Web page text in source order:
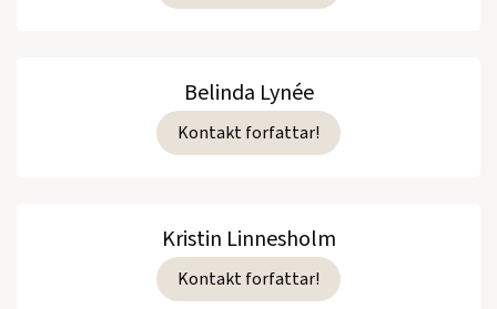
Belinda Lynée
Kontakt forfattar!
Kristin Linnesholm
Kontakt forfattar!